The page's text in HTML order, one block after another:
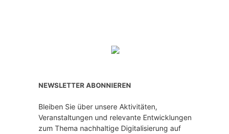
NEWSLETTER ABONNIEREN
Bleiben Sie über unsere Aktivitäten,
Veranstaltungen und relevante Entwicklungen
zum Thema nachhaltige Digitalisierung auf